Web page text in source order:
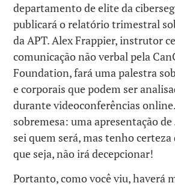
departamento de elite da
publicará o relatório trimestral
da APT. Alex Frappier, instrutor
comunicação não verbal pela
Foundation, fará uma palestra
e corporais que podem ser
durante videoconferências
sobremesa: uma apresentação
sei quem será, mas tenho
que seja, não irá decepcionar!
Portanto, como você viu, haverá